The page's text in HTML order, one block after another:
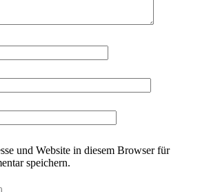
und Website in diesem Browser für
speichern.